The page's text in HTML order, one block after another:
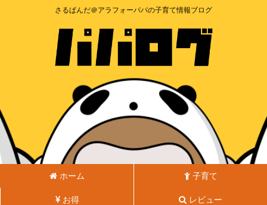
さるぱんだ＠アラフォーパパの子育て情報ブログ
ホーム 子育て
お得 レビュー